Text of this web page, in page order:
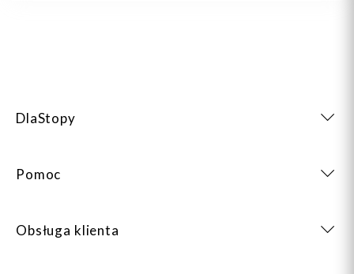
DlaStopy
Pomoc
Obsługa klienta